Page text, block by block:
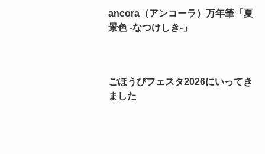
ancora（アンコーラ）万年筆「夏
景色 -なつけしき-」
ごほうびフェスタ2026にいってき
ました